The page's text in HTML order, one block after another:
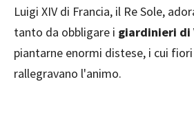
Luigi XIV di Francia, il Re Sole,
tanto da obbligare i giardinieri di
piantarne enormi distese, i cui
rallegravano l'animo.